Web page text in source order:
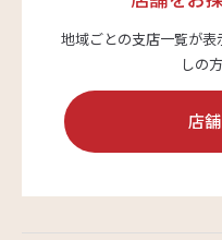
問い
お電話
地域ごとの支店一覧が表
しの
店